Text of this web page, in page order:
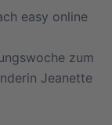
easy online
zum
Jeanette